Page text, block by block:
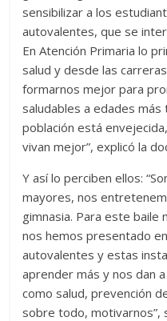
sensibilizar a los
autovalentes, que se
En Atención Primaria lo
salud y desde las
formarnos mejor para
saludables a edades
población está
vivan mejor”, explicó la
Y así lo perciben ellos:
mayores, nos
gimnasia. Para este baile
nos hemos presentado
autovalentes y estas
aprender más y nos dan
como salud, prevención
sobre todo, motivarnos”,